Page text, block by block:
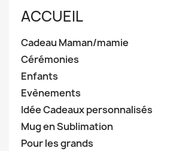
ACCUEIL
Cadeau Maman/mamie
Cérémonies
Enfants
Evènements
Idée Cadeaux personnalisés
Mug en Sublimation
Pour les grands